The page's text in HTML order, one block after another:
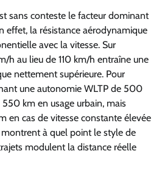
sans conteste le facteur dominant
effet, la résistance aérodynamique
avec la vitesse. Sur
h au lieu de 110 km/h entraîne une
nettement supérieure. Pour
une autonomie WLTP de 500
550 km en usage urbain, mais
en cas de vitesse constante élevée
montrent à quel point le style de
modulent la distance réelle